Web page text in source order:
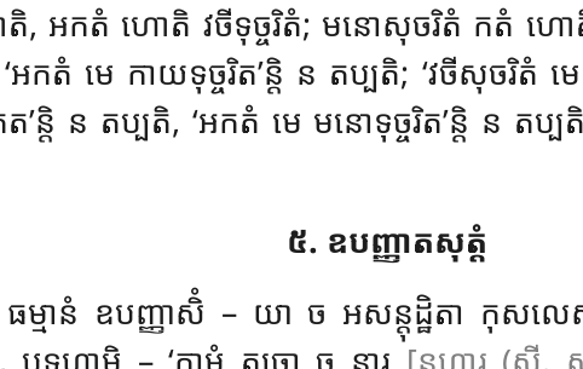
តិ, អកតំ ហោតិ វចីទុច្ចរិតំ; មនោសុចរិតំ កតំ
អកតំ មេ កាយទុច្ចរិត’ន្តិ ន តប្បតិ; ‘វចីសុចរិតំ
តិ ន តប្បតិ, ‘អកតំ មេ មនោទុច្ចរិត’ន្តិ ន តប្បតិ
៥. ឧបញ្ញាតសុត្តំ
ធម្មានំ ឧបញ្ញាសិំ – យា ច អសន្តុដ្ឋិតា កុសល
បទហាមិ – ‘កាមំ តចោ ច ន្ហារុ [នហារុ (សី.